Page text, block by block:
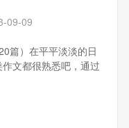
09-09
篇）在平平淡淡的日
文都很熟悉吧，通过